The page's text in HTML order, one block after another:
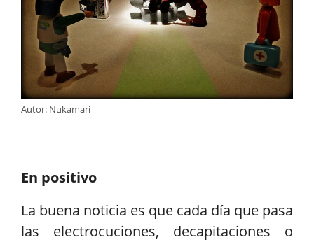
Autor: Nukamari
En positivo
La buena noticia es que cada día que pasa
las electrocuciones, decapitaciones o